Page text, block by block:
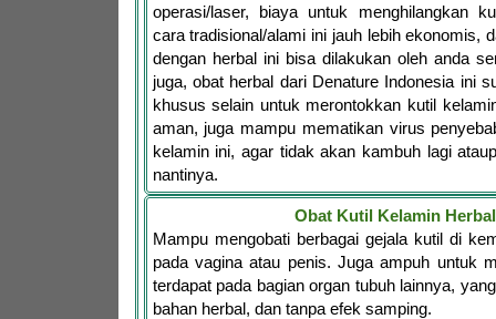
operasi/laser, biaya untuk menghilangkan
cara tradisional/alami ini jauh lebih ekonomis,
dengan herbal ini bisa dilakukan oleh anda
juga, obat herbal dari Denature Indonesia ini
khusus selain untuk merontokkan kutil
aman, juga mampu mematikan virus
kelamin ini, agar tidak akan kambuh lagi
nantinya.
Obat Kutil Kelamin Herbal
Mampu mengobati berbagai gejala kutil di
pada vagina atau penis. Juga ampuh untuk
terdapat pada bagian organ tubuh lainnya,
bahan herbal, dan tanpa efek samping.